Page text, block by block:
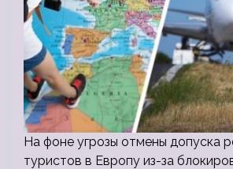
На фоне угрозы отмены допуска
туристов в Европу из-за